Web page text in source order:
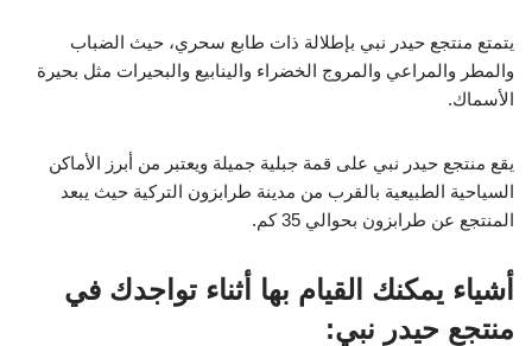
يتمتع منتجع حيدر نبي بإطلالة ذات طابع سحري، حيث الضباب
والمطر والمراعي والمروج الخضراء والينابيع والبحيرات مثل بحيرة
الأسماك.
يقع منتجع حيدر نبي على قمة جبلية جميلة ويعتبر من أبرز الأماكن
السياحية الطبيعية بالقرب من مدينة طرابزون التركية حيث يبعد
المنتجع عن طرابزون بحوالي 35 كم.
أشياء يمكنك القيام بها أثناء تواجدك في
منتجع حيدر نبي: